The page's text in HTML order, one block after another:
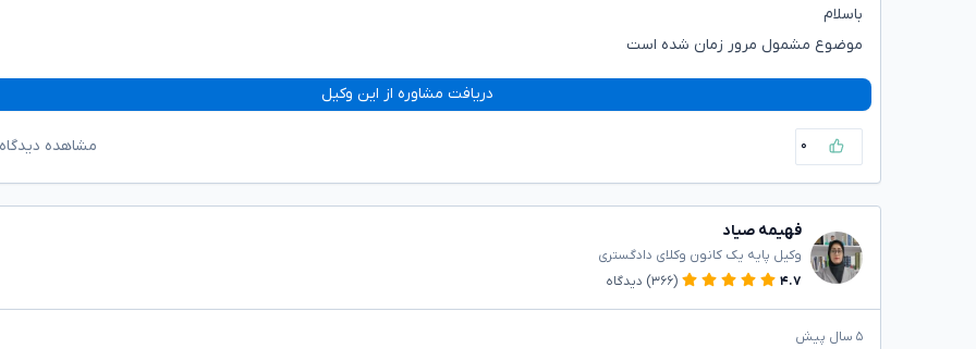
باسلام
موضوع مشمول مرور زمان شده است
دریافت مشاوره از این وکیل
۰ مشاهده
فهیمه صیاد
وکیل پایه یک کانون وکلای دادگستری
۴.۷
(۳۶۶) دیدگاه
۵ سال پیش